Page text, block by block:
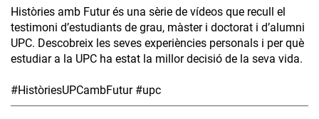
Històries amb Futur és una sèrie de vídeos que recull el
testimoni d’estudiants de grau, màster i doctorat i d’alumni
UPC. Descobreix les seves experiències personals i per què
estudiar a la UPC ha estat la millor decisió de la seva vida.
#HistòriesUPCambFutur #upc